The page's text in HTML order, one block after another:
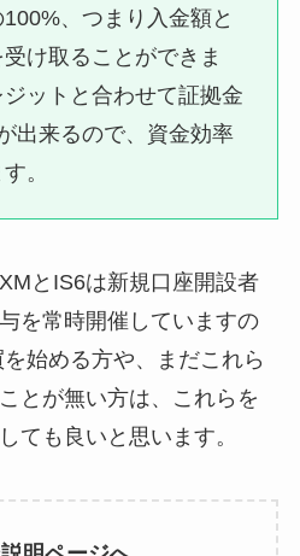
、つまり入金額と
け取ることができま
ットと合わせて証拠金
出来るので、資金効率
。
とIS6は新規口座開設者
を常時開催していますの
始める方や、まだこれら
とが無い方は、これらを
ても良いと思います。